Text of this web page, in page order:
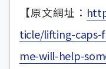
【原文網址：
ticle/lifting-caps-
me-will-help-